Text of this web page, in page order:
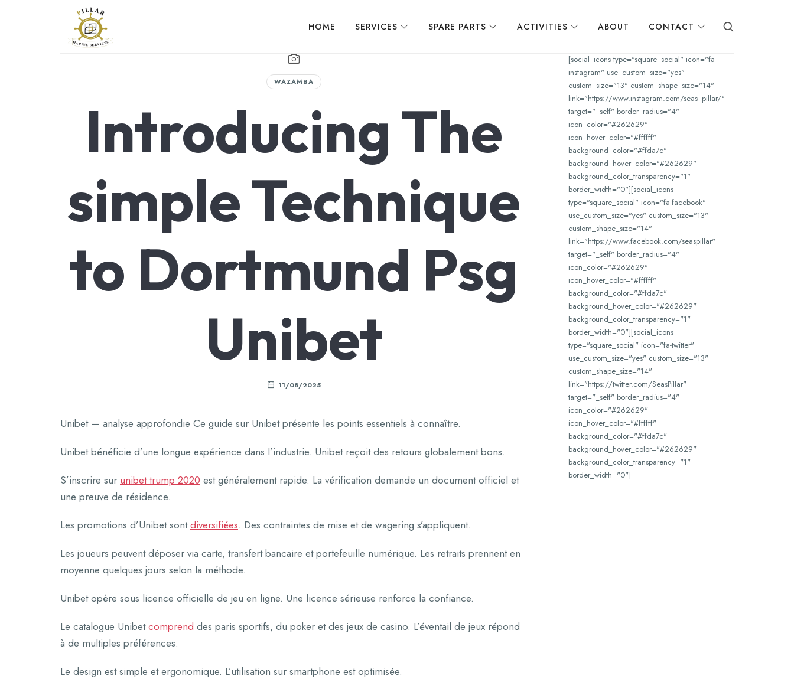
PILLAR-MS HOME SERVICES SPARE PARTS ACTIVITIES ABOUT CONTACT
WAZAMBA
Introducing The
simple Technique
to Dortmund Psg
Unibet
11/08/2025
Unibet — analyse approfondie Ce guide sur Unibet présente les points essentiels à connaître.
Unibet bénéficie d’une longue expérience dans l’industrie. Unibet reçoit des retours globalement bons.
S’inscrire sur unibet trump 2020 est généralement rapide. La vérification demande un document officiel et
une preuve de résidence.
Les promotions d’Unibet sontdiversifiées. Des contraintes de mise et de wagering s’appliquent.
Les joueurs peuvent déposer via carte, transfert bancaire et portefeuille numérique. Les retraits prennent en
moyenne quelques jours selon la méthode.
Unibet opère sous licence officielle de jeu en ligne. Une licence sérieuse renforce la confiance.
Le catalogue Unibetcomprend des paris sportifs, du poker et des jeux de casino. L’éventail de jeux répond
à de multiples préférences.
Le design est simple et ergonomique. L’utilisation sur smartphone est optimisée.
[social_icons type="square_social" icon="fa-
instagram" use_custom_size="yes"
custom_size="13" custom_shape_size="14"
link="https://www.instagram.com/seas_pillar/"
target="_self" border_radius="4"
icon_color="#262629"
icon_hover_color="#ffffff"
background_color="#ffda7c"
background_hover_color="#262629"
background_color_transparency="1"
border_width="0"][social_icons
type="square_social" icon="fa-facebook"
use_custom_size="yes" custom_size="13"
custom_shape_size="14"
link="https://www.facebook.com/seaspillar"
target="_self" border_radius="4"
icon_color="#262629"
icon_hover_color="#ffffff"
background_color="#ffda7c"
background_hover_color="#262629"
background_color_transparency="1"
border_width="0"][social_icons
type="square_social" icon="fa-twitter"
use_custom_size="yes" custom_size="13"
custom_shape_size="14"
link="https://twitter.com/SeasPillar"
target="_self" border_radius="4"
icon_color="#262629"
icon_hover_color="#ffffff"
background_color="#ffda7c"
background_hover_color="#262629"
background_color_transparency="1"
border_width="0"]